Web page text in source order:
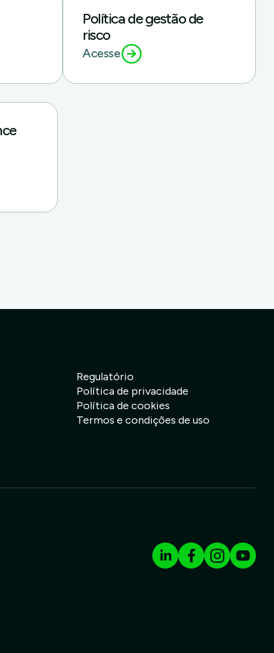
Política de gestão de
risco
Acesse
Regulatório
Política de privacidade
Política de cookies
Termos e condições de uso